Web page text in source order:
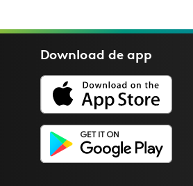
Download deapp